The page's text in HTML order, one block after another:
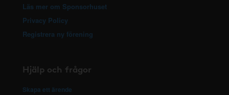
Läs mer om Sponsorhuset
Privacy Policy
Registrera ny förening
Hjälp och frågor
Skapa ett ärende